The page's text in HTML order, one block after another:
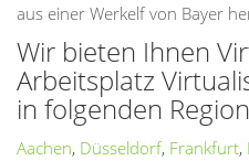
aus einer Werkelf von Bayer
Wir bieten Ihnen
Arbeitsplatz
in folgenden
Aachen, Düsseldorf, Frankfurt,